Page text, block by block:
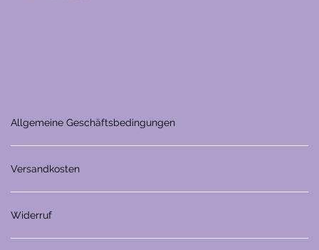
Allgemeine Geschäftsbedingungen
Versandkosten
Widerruf